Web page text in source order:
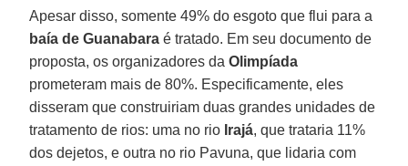
Apesar disso, somente 49% do esgoto que flui para a
baía de Guanabara é tratado. Em seu documento de
proposta, os organizadores daOlimpíada
prometeram mais de 80%. Especificamente, eles
disseram que construiriam duas grandes unidades de
tratamento de rios: uma no rio Irajá, que trataria 11%
dos dejetos, e outra no rio Pavuna, que lidaria com